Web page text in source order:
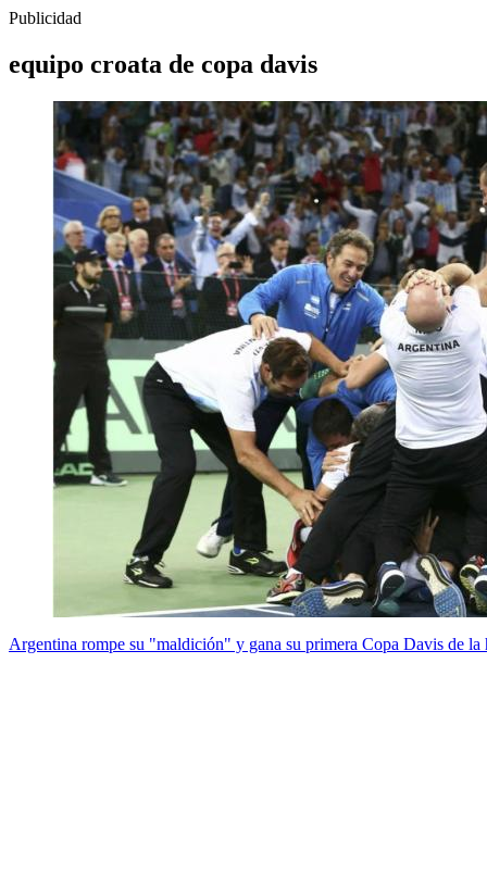
Publicidad
equipo croata de copa davis
Argentina rompe su "maldición" y gana su primera Copa Davis de la